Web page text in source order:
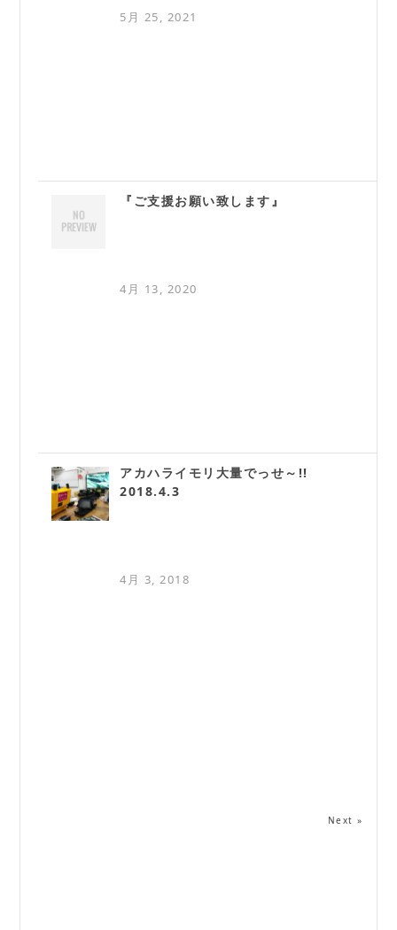
5月 25, 2021
『ご支援お願い致します』
4月 13, 2020
アカハライモリ大量でっせ～!!
2018.4.3
4月 3, 2018
Next »